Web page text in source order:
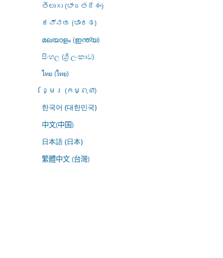
తెలుగు (భారతదేశం)
ಕನ್ನಡ (ಭಾರತ)
മലയാളം (ഇന്ത്യ)
සිංහල (ශ්‍රී ලංකාව)
ไทย (ไทย)
ខ្មែរ (កម្ពុជា)
한국어 (대한민국)
中文(中国)
日本語 (日本)
繁體中文 (台灣)